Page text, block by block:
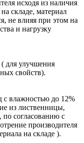
исходя из наличия
складе, материал
не влияя при этом на
и нагрузку
для улучшения
свойств).
с влажностью до 12%
из лиственницы,
согласованию с
производителя
на складе ).